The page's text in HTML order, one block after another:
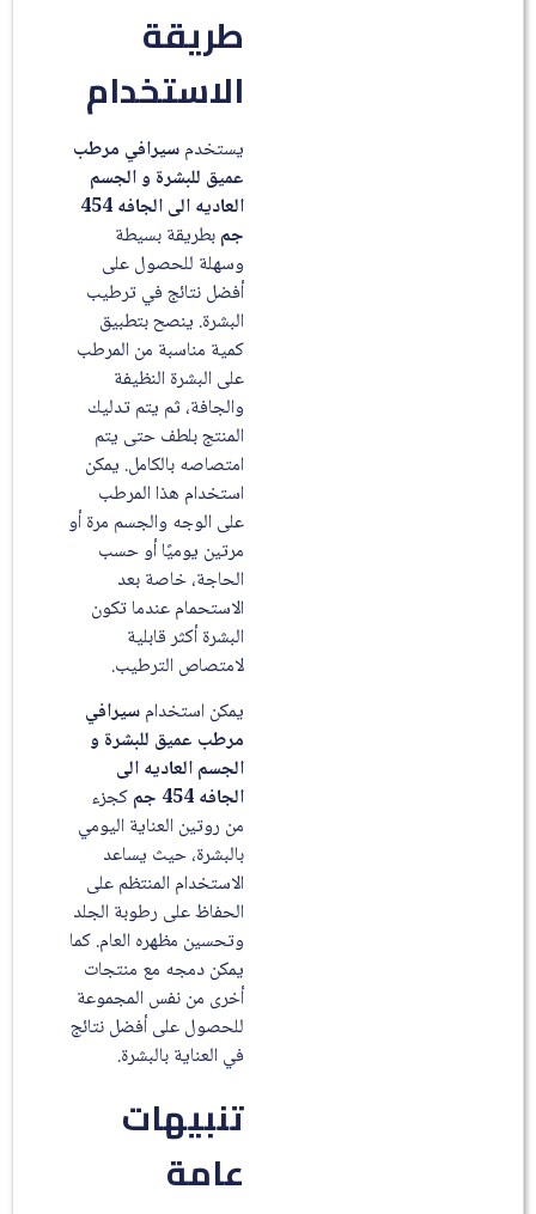
طريقة
الاستخدام
يستخدمسيرافي مرطب
عميق للبشرة و الجسم
العاديه الى الجافه 454
بطريقة بسيطة
وسهلة للحصول على
أفضل نتائج في ترطيب
البشرة. ينصح بتطبيق
كمية مناسبة من المرطب
على البشرة النظيفة
والجافة، ثم يتم تدليك
المنتج بلطف حتى يتم
امتصاصه بالكامل. يمكن
استخدام هذا المرطب
على الوجه والجسم مرة أو
مرتين يوميًا أو حسب
الحاجة، خاصة بعد
الاستحمام عندما تكون
البشرة أكثر قابلية
لامتصاص الترطيب.
يمكن استخدامسيرافي
مرطب عميق للبشرة و
الجسم العاديه الى
الجافه 454 جم
كجزء
من روتين العناية اليومي
بالبشرة، حيث يساعد
الاستخدام المنتظم على
الحفاظ على رطوبة الجلد
وتحسين مظهره العام. كما
يمكن دمجه مع منتجات
أخرى من نفس المجموعة
للحصول على أفضل نتائج
في العناية بالبشرة.
تنبيهات
عامة